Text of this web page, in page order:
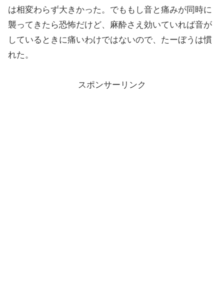
は相変わらず大きかった。でももし音と痛みが同時に
襲ってきたら恐怖だけど、麻酔さえ効いていれば音が
しているときに痛いわけではないので、たーぼうは慣
れた。
スポンサーリンク